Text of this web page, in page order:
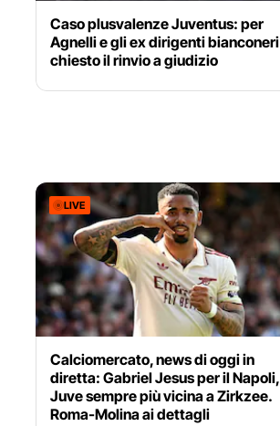
Caso plusvalenze Juventus: per
Agnelli e gli ex dirigenti bianconeri
chiesto il rinvio a giudizio
LIVE
Calciomercato, news di oggi in
diretta: Gabriel Jesus per il Napoli,
Juve sempre più vicina a Zirkzee.
Roma-Molina ai dettagli